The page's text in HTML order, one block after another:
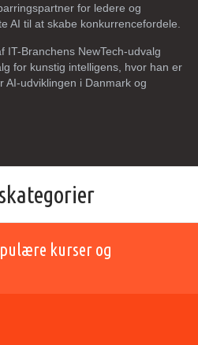
for ledere og
AI til at skabe konkurrencefordele.
IT-Branchens NewTech-udvalg
for kunstig intelligens, hvor han er
udviklingen i Danmark og
kurser og